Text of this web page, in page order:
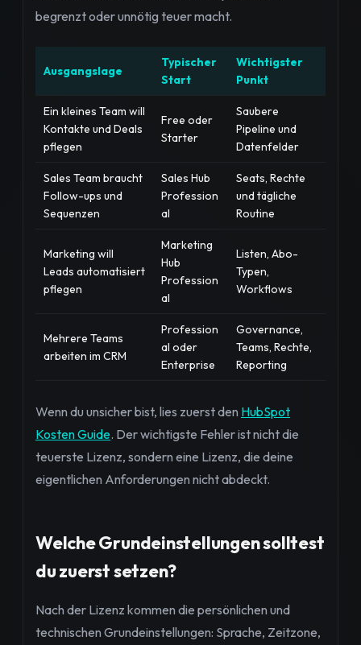
begrenzt oder unnötig teuer macht.
Ausgangslage
Typischer
Start
Wichtigster
Punkt
Ein kleines Team will
Kontakte und Deals
pflegen
Free oder
Starter
Saubere
Pipeline und
Datenfelder
Sales Team braucht
Follow-ups und
Sequenzen
Sales Hub
Profession
al
Seats, Rechte
und tägliche
Routine
Marketing will
Leads automatisiert
pflegen
Marketing
Hub
Profession
al
Listen, Abo-
Typen,
Workflows
Mehrere Teams
arbeiten im CRM
Profession
al oder
Enterprise
Governance,
Teams, Rechte,
Reporting
Wenn du unsicher bist, lies zuerst den HubSpot
Kosten Guide. Der wichtigste Fehler ist nicht die
teuerste Lizenz, sondern eine Lizenz, die deine
eigentlichen Anforderungen nicht abdeckt.
Welche Grundeinstellungen solltest
du zuerst setzen?
Nach der Lizenz kommen die persönlichen und
technischen Grundeinstellungen: Sprache, Zeitzone,